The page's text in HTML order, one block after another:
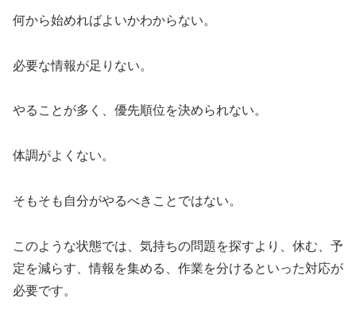
何から始めればよいかわからない。
必要な情報が足りない。
やることが多く、優先順位を決められない。
体調がよくない。
そもそも自分がやるべきことではない。
このような状態では、気持ちの問題を探すより、休む、予
定を減らす、情報を集める、作業を分けるといった対応が
必要です。